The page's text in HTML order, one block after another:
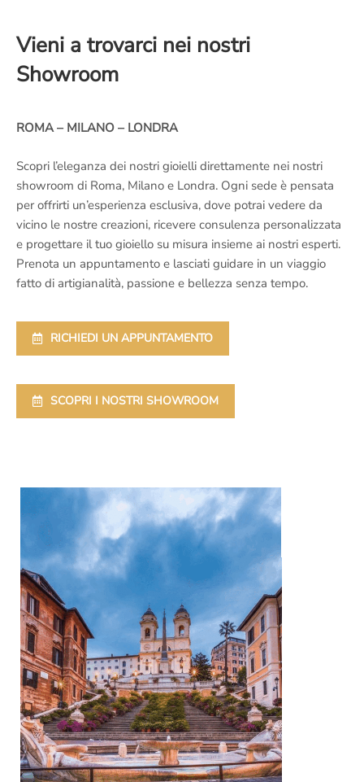
Vieni a trovarci nei nostri
Showroom
ROMA – MILANO – LONDRA
Scopri l’eleganza dei nostri gioielli direttamente nei nostri
showroom di Roma, Milano e Londra. Ogni sede è pensata
per offrirti un’esperienza esclusiva, dove potrai vedere da
vicino le nostre creazioni, ricevere consulenza personalizzata
e progettare il tuo gioiello su misura insieme ai nostri esperti.
Prenota un appuntamento e lasciati guidare in un viaggio
fatto di artigianalità, passione e bellezza senza tempo.
RICHIEDI UN APPUNTAMENTO
SCOPRI I NOSTRI SHOWROOM